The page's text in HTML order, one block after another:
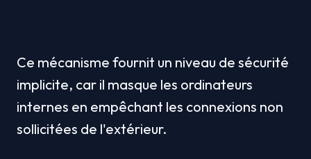
Ce mécanisme fournit un niveau de sécurité
implicite, car il masque les ordinateurs
internes en empêchant les connexions non
sollicitées de l'extérieur.